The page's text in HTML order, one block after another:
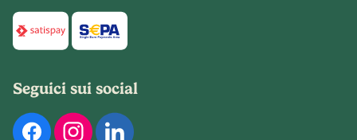
Di seguito sono elencati i metodi di pagamento
Seguici sui social
Di seguito sono elencati i nostri profili social ufficiali.